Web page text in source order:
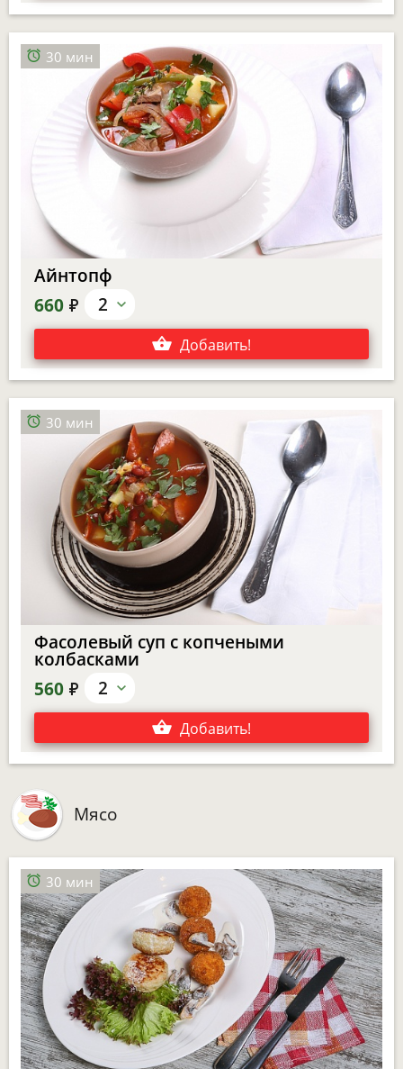
30 мин
Айнтопф
660 е 2
Добавить!
30 мин
Фасолевый суп с копчеными
колбасками
560 е 2
Добавить!
Мясо
30 мин